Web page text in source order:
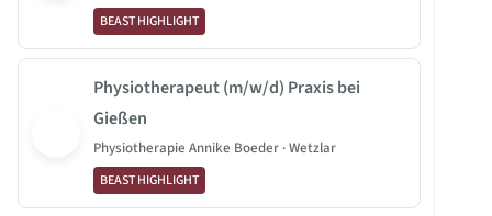
BEAST HIGHLIGHT
Physiotherapeut (m/w/d) Praxis bei
Gießen
Physiotherapie Annike Boeder · Wetzlar
BEAST HIGHLIGHT